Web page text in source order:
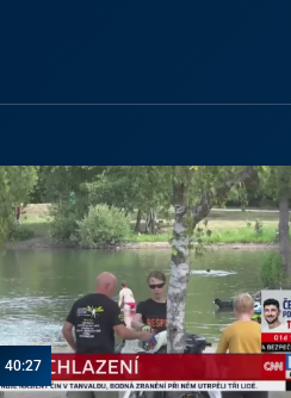
40:27